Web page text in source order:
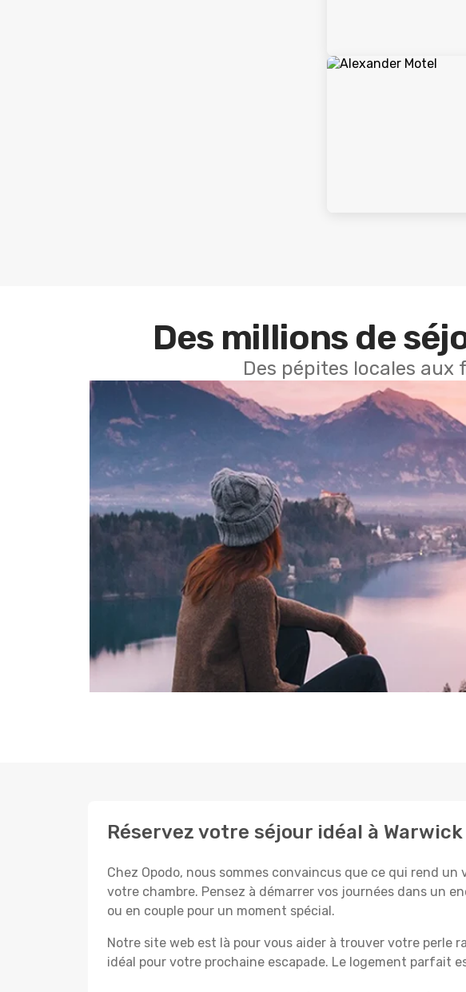
Des millions de
Des pépites locales
Réservez votre séjour idéal à Warwick
Chez Opodo, nous sommes convaincus que ce qui rend
votre chambre. Pensez à démarrer vos journées dans un
ou en couple pour un moment spécial.
Notre site web est là pour vous aider à trouver votre perle
idéal pour votre prochaine escapade. Le logement parfait